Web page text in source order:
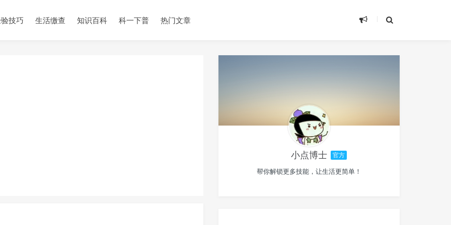
技巧 生活缴查 知识百科 科一下普 热门文章
小点博士 官方
帮你解锁更多技能，让生活更简单！